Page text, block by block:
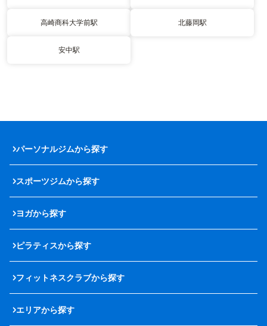
高崎商科大学前駅 北藤岡駅
安中駅
パーソナルジムから探す
スポーツジムから探す
ヨガから探す
ピラティスから探す
フィットネスクラブから探す
エリアから探す